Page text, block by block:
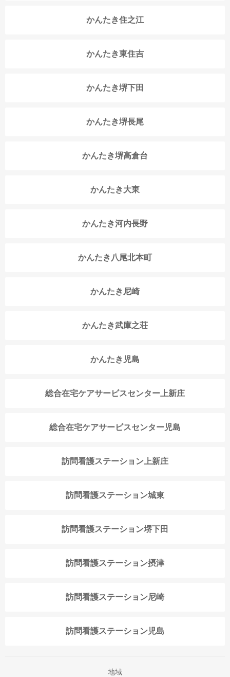
かんたき住之江
かんたき東住吉
かんたき堺下田
かんたき堺長尾
かんたき堺高倉台
かんたき大東
かんたき河内長野
かんたき八尾北本町
かんたき尼崎
かんたき武庫之荘
かんたき児島
総合在宅ケアサービスセンター上新庄
総合在宅ケアサービスセンター児島
訪問看護ステーション上新庄
訪問看護ステーション城東
訪問看護ステーション堺下田
訪問看護ステーション摂津
訪問看護ステーション尼崎
訪問看護ステーション児島
地域